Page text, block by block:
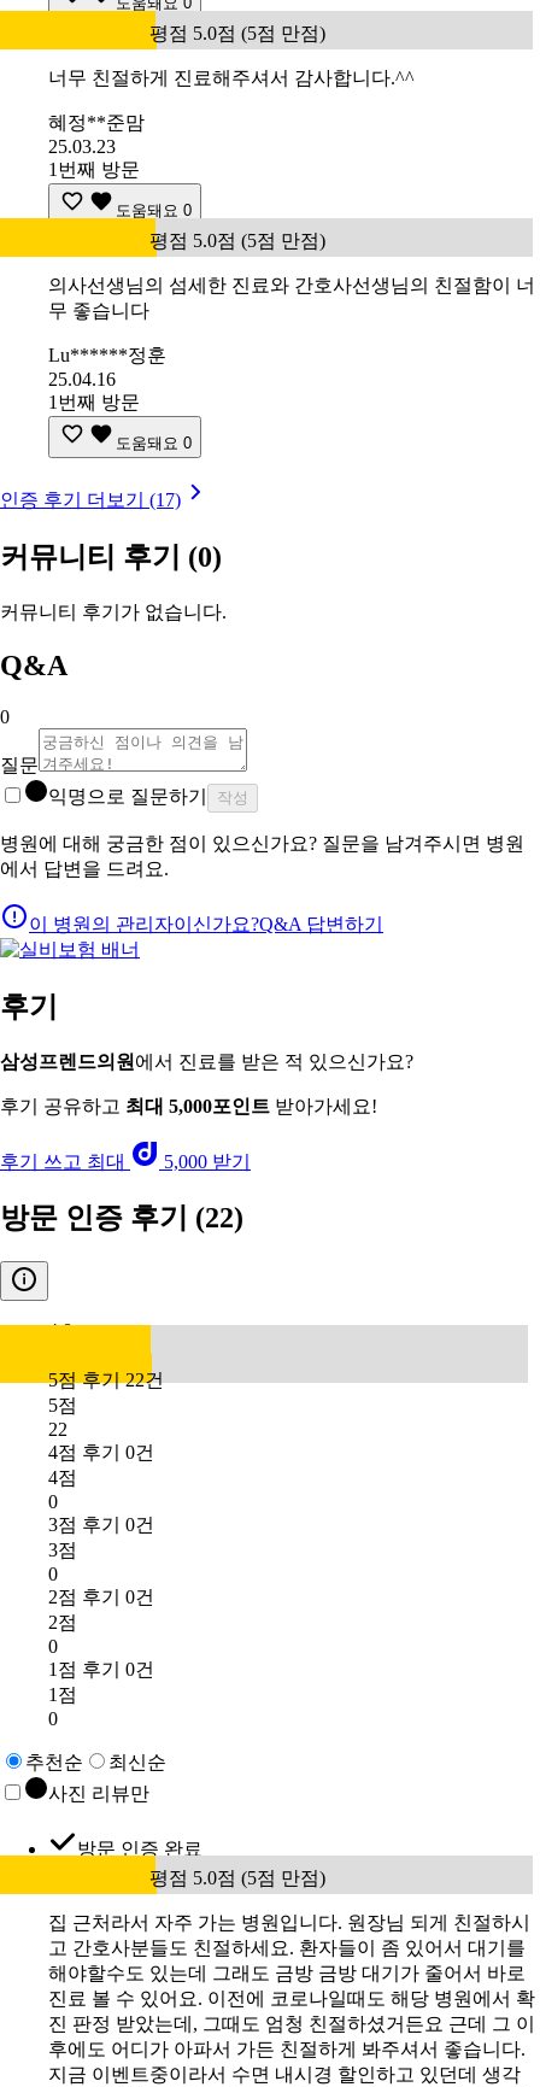
평점 5.0점 (5점 만점)
너무 친절하게 진료해주셔서 감사합니다.^^
혜정**준맘
25.03.23
1번째 방문
도움돼요 0
평점 5.0점 (5점 만점)
의사선생님의 섬세한 진료와 간호사선생님의 친절함이 너
무 좋습니다
Lu******정훈
25.04.16
1번째 방문
도움돼요 0
인증 후기 더보기 (17)
커뮤니티 후기 (0)
커뮤니티 후기가 없습니다.
Q&A
0
질문
익명으로 질문하기
작성
병원에 대해 궁금한 점이 있으신가요? 질문을 남겨주시면 병원
에서 답변을 드려요.
이 병원의 관리자이신가요?Q&A 답변하기
후기
삼성프렌드의원 에서 진료를 받은 적 있으신가요?
후기 공유하고 최대 5,000포인트 받아가세요!
후기 쓰고 최대 5,000 받기
방문 인증 후기 (22)
4.8
5점 후기 22건
5점
22
4점 후기 0건
4점
0
3점 후기 0건
3점
0
2점 후기 0건
2점
0
1점 후기 0건
1점
0
추천순
최신순
사진 리뷰만
방문 인증 완료
평점 5.0점 (5점 만점)
집 근처라서 자주 가는 병원입니다. 원장님 되게 친절하시
고 간호사분들도 친절하세요. 환자들이 좀 있어서 대기를
해야할수도 있는데 그래도 금방 금방 대기가 줄어서 바로
진료 볼 수 있어요. 이전에 코로나일때도 해당 병원에서 확
진 판정 받았는데, 그때도 엄청 친절하셨거든요 근데 그 이
후에도 어디가 아파서 가든 친절하게 봐주셔서 좋습니다.
지금 이벤트중이라서 수면 내시경 할인하고 있던데 생각